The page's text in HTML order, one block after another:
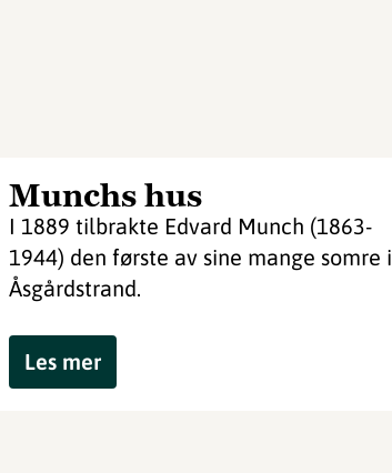
Munchs hus
I 1889 tilbrakte Edvard Munch (1863-
1944) den første av sine mange somre i
Åsgårdstrand.
Les mer